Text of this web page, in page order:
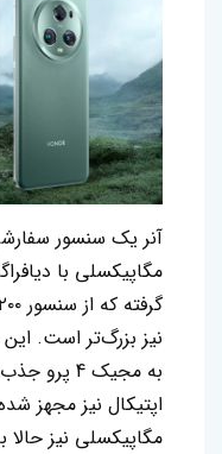
نیز بزرگ‌تر است.
به مجیک 4